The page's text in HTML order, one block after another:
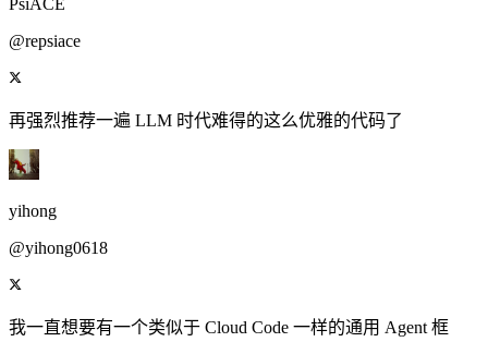
@repsiace
再强烈推荐一遍 LLM 时代难得的这么优雅的代码了
yihong
@yihong0618
我一直想要有一个类似于 Cloud Code 一样的通用 Agent 框